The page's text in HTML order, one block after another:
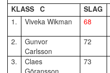
KLASS C SLAG
1.
Viveka Wikman 68
2.
Gunvor
Carlsson
72
3.
Claes
73